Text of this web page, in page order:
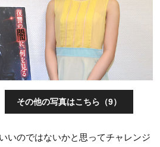
その他の写真はこちら（9）
いのではないかと思ってチャレンジ